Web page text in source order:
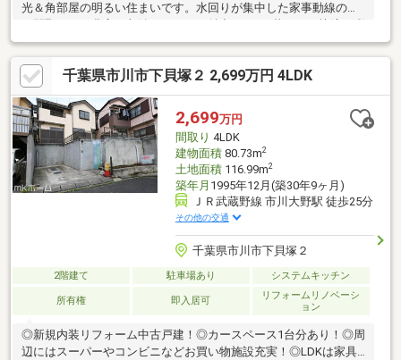
光＆角部屋の明るい住まいです。水回りが集中した家事動線の良
る工夫が満載です！■物件、住宅ローン、購入の流れなど、丁寧
にわかりやすくご説明致します。【優和住宅は地元市川市を中心
に地域密着30年。市川市・船橋市・松戸市の不動産のことならお
任せ下さい。まずは、お気軽にご相談下さい！】■ご案内・物件
詳細情報記載パンフレットのご請求はお気軽にお問い合わせ下さ
い♪※メールの場合：【資料請求】ボタンをクリックでお問い合わ
せ下さい。
千葉県市川市下貝塚２ 2,699万円 4LDK
2,699万円
間取り 4LDK
建物面積80.73m2
土地面積116.99m2
築年月 1995年12月(築30年9ヶ月)
ＪＲ武蔵野線 市川大野駅 徒歩25分
その他の交通
千葉県市川市下貝塚２
2階建て 駐車場あり システムキッチン
所有権 即入居可
リフォームリノベーシ
ョン
◎新規内装リフォーム中古戸建！◎カースペース1台分あり！◎周
辺にはスーパーやコンビニなどお買い物施設充実！◎LDKは家具